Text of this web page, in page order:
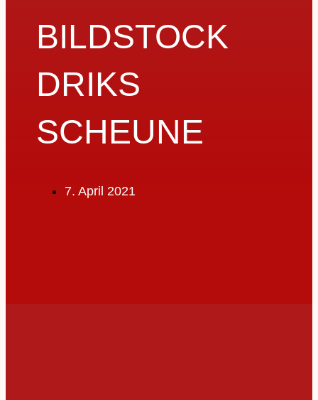
BILDSTOCK
DRIKS
SCHEUNE
7. April 2021